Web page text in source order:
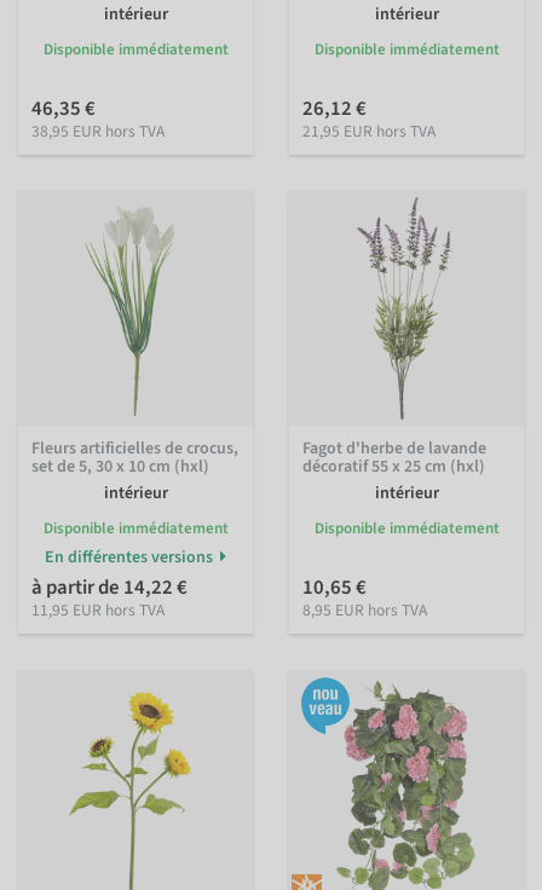
intérieur
Disponible immédiatement
46,35 €
38,95 EUR hors TVA
intérieur
Disponible immédiatement
26,12 €
21,95 EUR hors TVA
Fleurs artificielles de crocus,
set de 5, 30 x 10 cm (hxl)
intérieur
Disponible immédiatement
En différentes versions
à partir de 14,22 €
11,95 EUR hors TVA
Fagot d'herbe de lavande
décoratif 55 x 25 cm (hxl)
intérieur
Disponible immédiatement
10,65 €
8,95 EUR hors TVA